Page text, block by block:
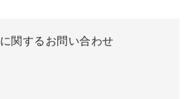
関するお問い合わせ